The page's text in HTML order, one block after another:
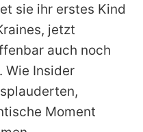
sie ihr erstes Kind
jetzt
auch noch
Wie Insider
Moment